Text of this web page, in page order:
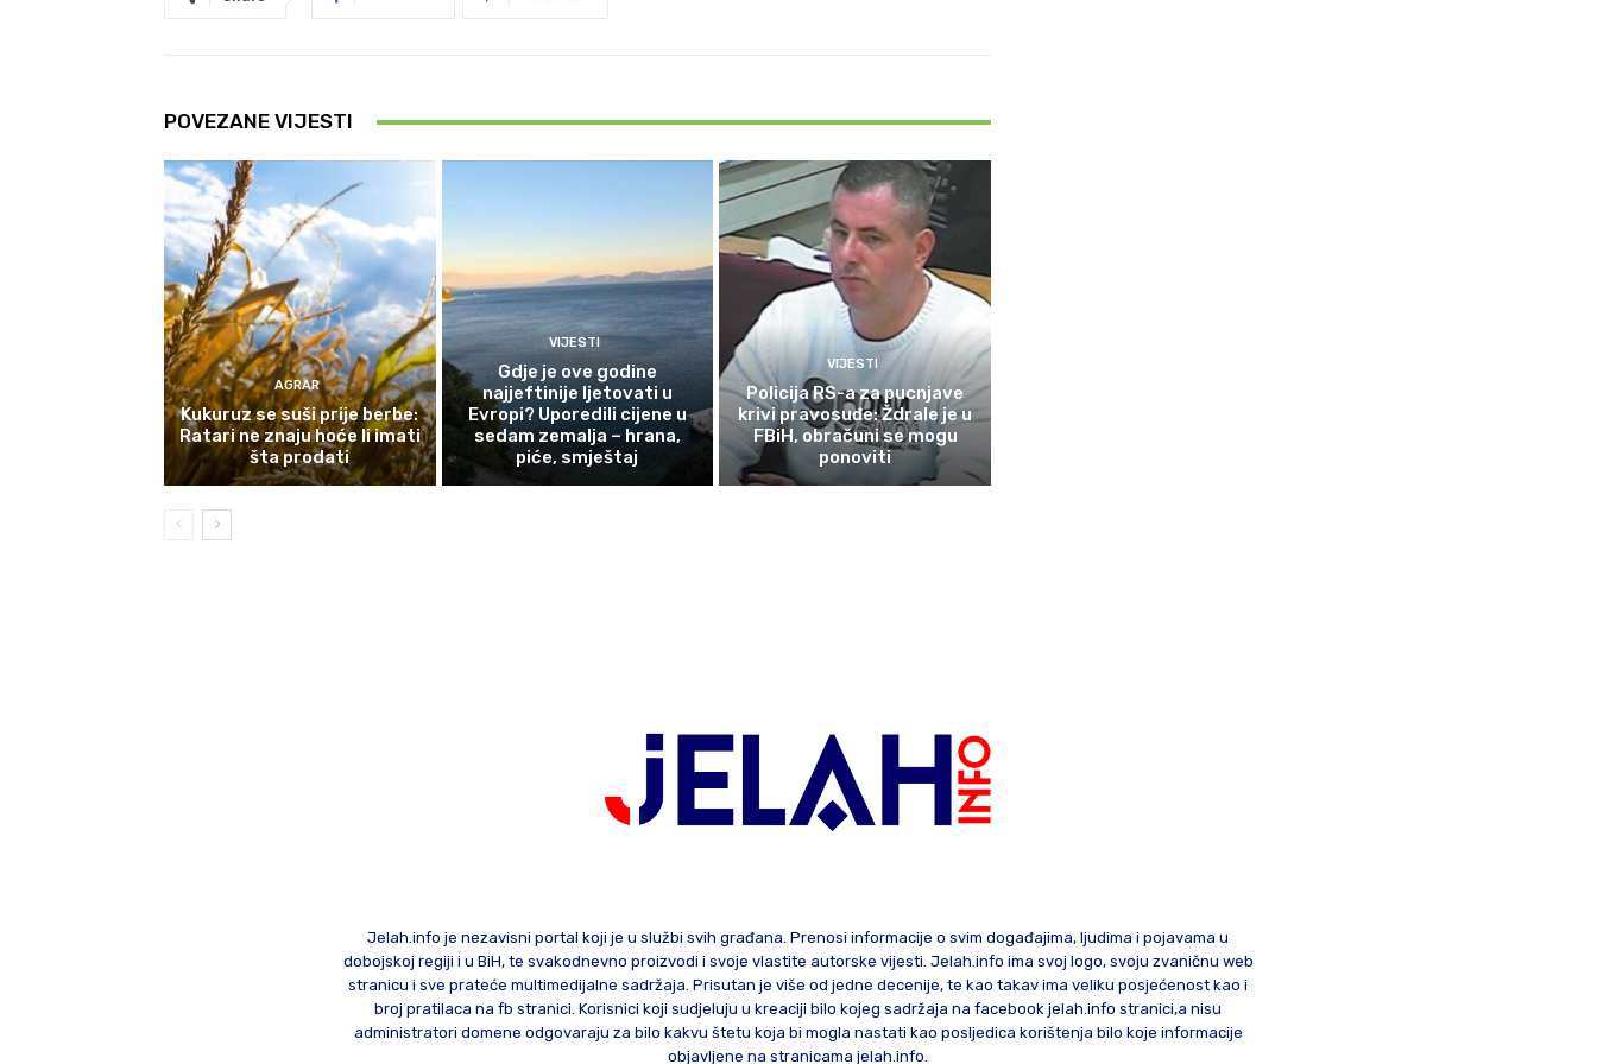
POVEZANE VIJESTI
AGRAR
Kukuruz se suši prije berbe:
Ratari ne znaju hoće li imati
šta prodati
VIJESTI
Gdje je ove godine
najjeftinije ljetovati u
Evropi? Uporedili cijene u
sedam zemalja – hrana,
piće, smještaj
VIJESTI
Policija RS-a za pucnjave
krivi pravosuđe: Ždrale je u
FBiH, obračuni se mogu
ponoviti
Jelah.info je nezavisni portal koji je u službi svih građana. Prenosi informacije o svim događajima, ljudima i pojavama u
dobojskoj regiji i u BiH, te svakodnevno proizvodi i svoje vlastite autorske vijesti. Jelah.info ima svoj logo, svoju zvaničnu web
stranicu i sve prateće multimedijalne sadržaja. Prisutan je više od jedne decenije, te kao takav ima veliku posjećenost kao i
broj pratilaca na fb stranici. Korisnici koji sudjeluju u kreaciji bilo kojeg sadržaja na facebook jelah.info stranici,a nisu
administratori domene odgovaraju za bilo kakvu štetu koja bi mogla nastati kao posljedica korištenja bilo koje informacije
objavljene na stranicama jelah.info.